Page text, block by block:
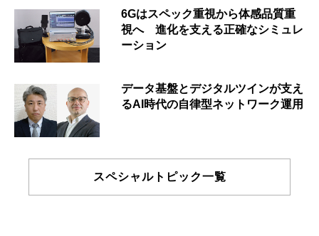
6Gはスペック重視から体感品質重
視へ 進化を支える正確なシミュレ
ーション
データ基盤とデジタルツインが支え
るAI時代の自律型ネットワーク運用
スペシャルトピック一覧